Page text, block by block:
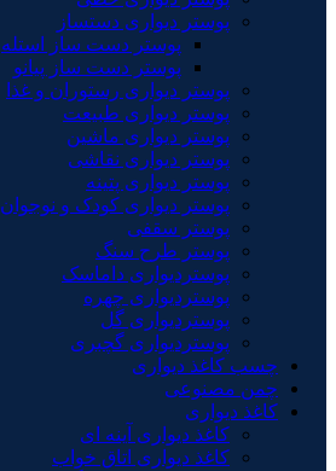
پوستر دیواری دستساز
پوستر دست ساز استله
پوستر دست ساز پیانو
پوستر دیواری رستوران و غذا
پوستر دیواری طبیعت
پوستر دیواری ماشین
پوستر دیواری نقاشی
پوستر دیواری پتینه
پوستر دیواری کودک و نوجوان
پوستر سقفی
پوستر طرح سنگ
پوستردیواری داماسک
پوستردیواری چهره
پوستردیواری گل
پوستردیواری گچبری
چسب کاغذ دیواری
چمن مصنوعی
کاغذ دیواری
کاغذ دیواری آینه ای
کاغذ دیواری اتاق خواب